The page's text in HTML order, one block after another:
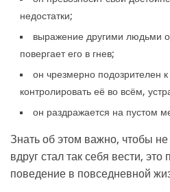
недостатки;
выражение другими людьми
повергает его в гнев;
он чрезмерно подозрителен
контролировать её во всём,
он раздражается на пустом
Знать об этом важно, чтобы
вдруг стал так себя вести,
поведение в повседневной